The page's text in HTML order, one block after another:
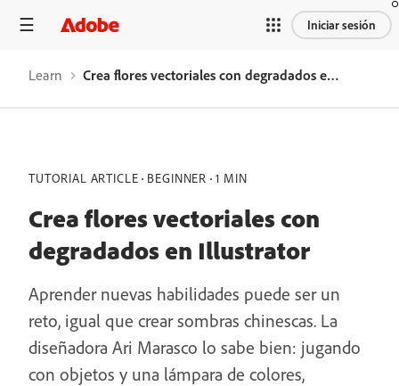
Iniciar sesión
Learn Crea flores vectoriales con degradados en Illustrator
TUTORIAL ARTICLE BEGINNER 1 MIN
Crea flores vectoriales con
degradados en Illustrator
Aprender nuevas habilidades puede ser un
reto, igual que crear sombras chinescas. La
diseñadora Ari Marasco lo sabe bien: jugando
con objetos y una lámpara de colores,